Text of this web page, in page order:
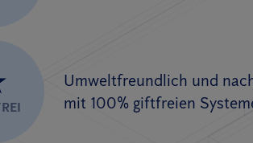
Umweltfreundlich und
mit 100% giftfreien